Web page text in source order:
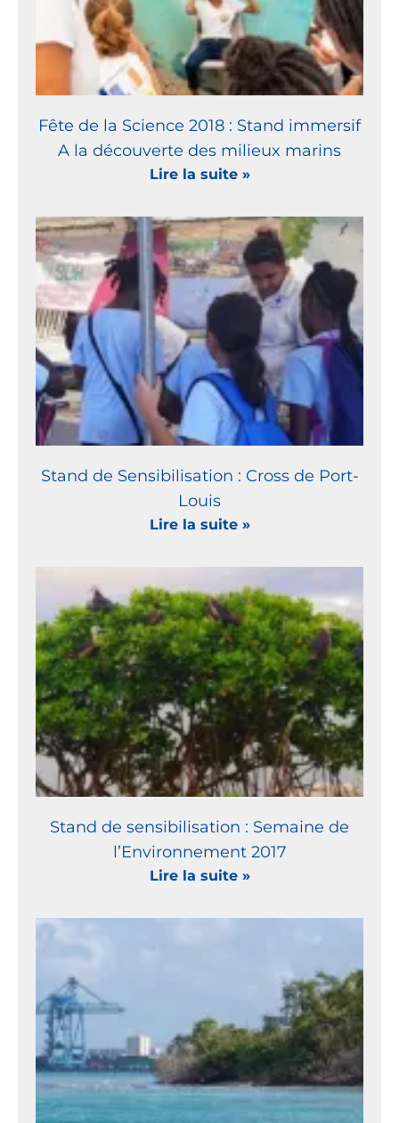
Fête de la Science 2018 : Stand immersif
A la découverte des milieux marins
Lire la suite »
Stand de Sensibilisation : Cross de Port-
Louis
Lire la suite »
Stand de sensibilisation : Semaine de
l’Environnement 2017
Lire la suite »